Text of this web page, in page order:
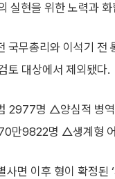
실현을 위한 노력과
국무총리와 이석기 전
토 대상에서 제외됐다.
2977명 △양심적 병
만9822명 △생계형
사면 이후 형이 확정된